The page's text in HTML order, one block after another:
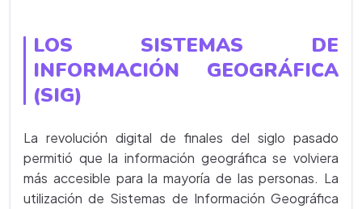
LOS SISTEMAS DE
INFORMACIÓN GEOGRÁFICA
(SIG)
La revolución digital de finales del siglo pasado
permitió que la información geográfica se volviera
más accesible para la mayoría de las personas. La
utilización de Sistemas de Información Geográfica